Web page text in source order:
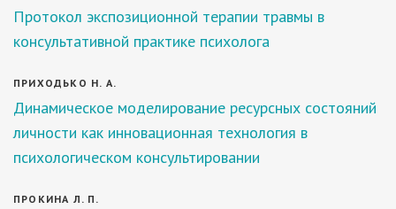
Протокол экспозиционной терапии травмы в
консультативной практике психолога
ПРИХОДЬКО Н. А.
Динамическое моделирование ресурсных состояний
личности как инновационная технология в
психологическом консультировании
ПРОКИНА Л. П.